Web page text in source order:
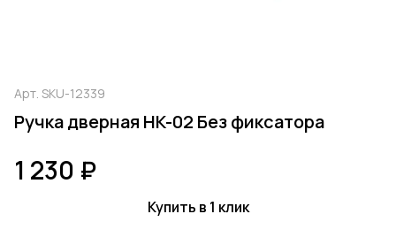
Арт. SKU-12339
Ручка дверная HK-02 Без фиксатора
1 230 ₽
Купить в 1 клик